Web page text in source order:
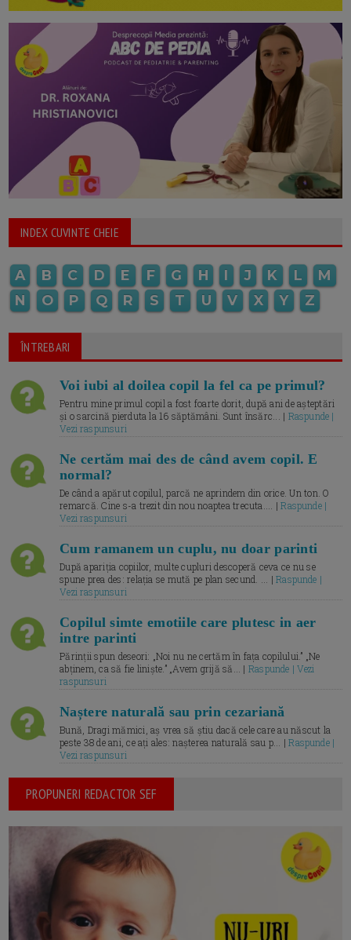
INDEX CUVINTE CHEIE
A B C D E F G H I J K L
M
N
O P Q R S T U V X Y Z
ÎNTREBARI
Voi iubi al doilea copil la fel ca pe primul?
Pentru mine primul copil a fost foarte dorit, după ani de așteptări
și o sarcină pierduta la 16 săptămâni. Sunt însărc... | Raspunde |
Vezi raspunsuri
Ne certăm mai des de când avem copil. E
normal?
De când a apărut copilul, parcă ne aprindem din orice. Un ton. O
remarcă. Cine s-a trezit din nou noaptea trecuta.... |Raspunde |
Vezi raspunsuri
Cum ramanem un cuplu, nu doar parinti
După apariția copiilor, multe cupluri descoperă ceva ce nu se
spune prea des: relația se mută pe plan secund. ... |Raspunde |
Vezi raspunsuri
Copilul simte emotiile care plutesc in aer
intre parinti
Părinții spun deseori: „Noi nu ne certăm în fața copilului.” „Ne
abținem, ca să fie liniște.” „Avem grijă să... | Raspunde | Vezi
raspunsuri
Naștere naturală sau prin cezariană
Bună, Dragi mămici, aș vrea să știu dacă cele care au născut la
peste 38 de ani, ce ați ales: nașterea naturală sau p... |Raspunde |
Vezi raspunsuri
PROPUNERI REDACTOR SEF